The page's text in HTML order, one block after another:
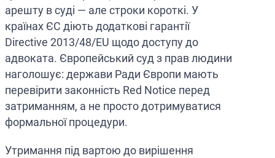
арешту в суді — але строки короткі. У
країнах ЄС діють додаткові гарантії
Directive 2013/48/EU щодо доступу до
адвоката. Європейський суд з прав людини
наголошує: держави Ради Європи мають
перевірити законність Red Notice перед
затриманням, а не просто дотримуватися
формальної процедури.
Утримання під вартою до вирішення